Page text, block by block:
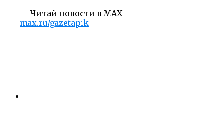
Читай новости в MAX
max.ru/gazetapik